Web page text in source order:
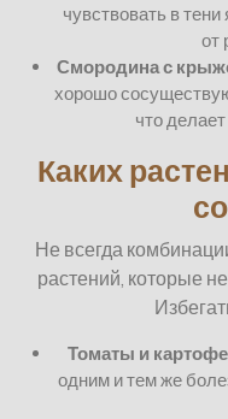
чувствовать в
от
Смородина с
хорошо
что
Каких
Не всегда
растений, которые
Томаты и
одним и тем же